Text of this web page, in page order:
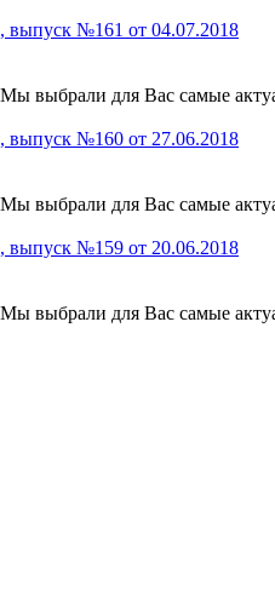
выпуск №161 от 04.07.2018
выбрали для Вас самые
выпуск №160 от 27.06.2018
выбрали для Вас самые
выпуск №159 от 20.06.2018
выбрали для Вас самые